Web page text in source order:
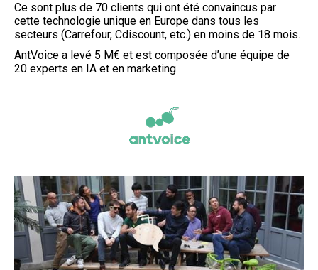
Ce sont plus de 70 clients qui ont été convaincus par
cette technologie unique en Europe dans tous les
secteurs (Carrefour, Cdiscount, etc.) en moins de 18 mois.
AntVoice a levé 5 M€ et est composée d’une équipe de
20 experts en IA et en marketing.